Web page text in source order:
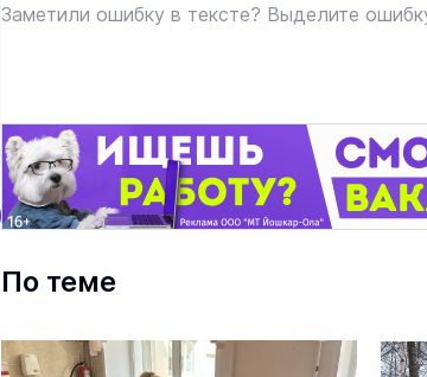
Заметили ошибку в тексте? Выделите
По теме